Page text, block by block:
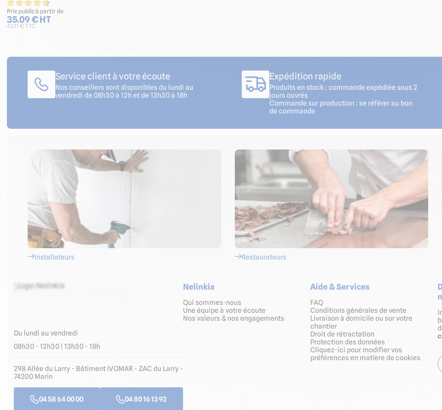
Prix public à partir de
35.09 € HT
42.11 € TTC
Service client à votre écoute
Nos conseillers sont disponibles du lundi au
vendredi de 08h30 à 12h et de 13h30 à 18h
Expédition rapide
Produits en stock : commande expédiée sous 2
jours ouvrés
Commande sur production : se référer au bon
de commande
Installateurs Restaurateurs
Du lundi au vendredi
08h30 - 12h30 | 13h30 - 18h
298 Allée du Larry - Bâtiment IVOMAR - ZAC du Larry -
74200 Marin
04 58 64 00 00 04 80 16 13 92
Nelinkia
Qui sommes-nous
Une équipe à votre écoute
Nos valeurs & nos engagements
Aide & Services
FAQ
Conditions générales de vente
Livraison à domicile ou sur votre
chantier
Droit de rétractation
Protection des données
Cliquez-ici pour modifier vos
préférences en matière de cookies